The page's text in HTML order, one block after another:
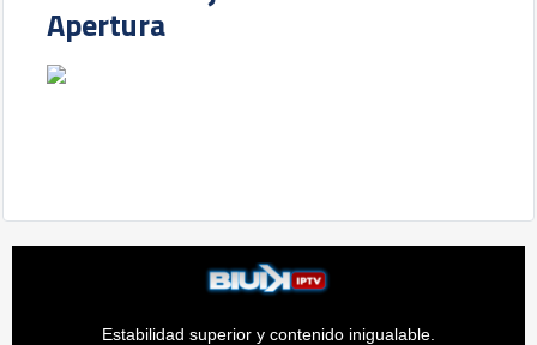
Apertura
Estabilidad superior y contenido inigualable.